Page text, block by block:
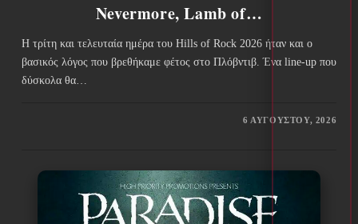
Nevermore, Lamb of…
Η τρίτη και τελευταία ημέρα του Hills of Rock 2026 ήταν και ο
βασικός λόγος που βρεθήκαμε φέτος στο Πλόβντιβ. Ένα line-up που
δύσκολα θα…
6 ΑΥΓΟΎΣΤΟΥ, 2026